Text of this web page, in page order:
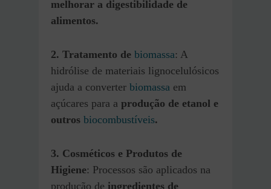
melhorar a digestibilidade de
alimentos.
2. Tratamento de biomassa: A
hidrólise de materiais lignocelulósicos
ajuda a converter biomassa em
açúcares para a produção de etanol e
outros biocombustíveis.
3. Cosméticos e Produtos de
Higiene: Processos são aplicados na
produção de ingredientes de